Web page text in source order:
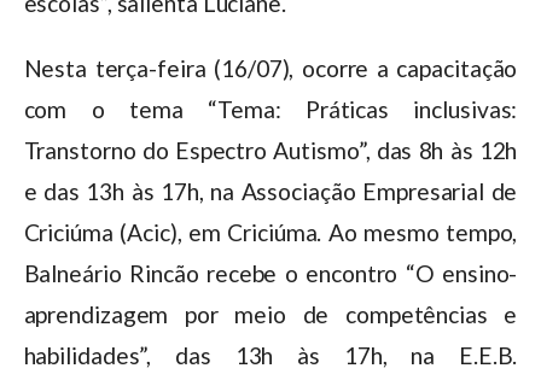
Nesta terça-feira (16/07), ocorre a capacitação
com o tema “Tema: Práticas inclusivas:
Transtorno do Espectro Autismo”, das 8h às 12h
e das 13h às 17h, na Associação Empresarial de
Criciúma (Acic), em Criciúma. Ao mesmo tempo,
Balneário Rincão recebe o encontro “O ensino-
aprendizagem por meio de competências e
habilidades”, das 13h às 17h, na E.E.B.